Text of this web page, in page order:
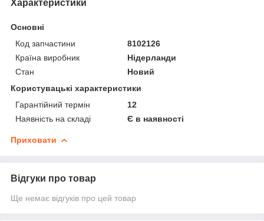
Характеристики
Основні
Код запчастини
8102126
Країна виробник
Нідерланди
Стан
Новий
Користувацькі характеристики
Гарантійний термін
12
Наявність на складі
Є в наявності
Приховати
Відгуки про товар
Ще немає відгуків про цей товар